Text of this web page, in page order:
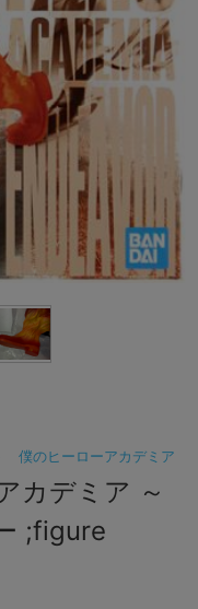
僕のヒーローアカデミア
カデミア ～
;figure